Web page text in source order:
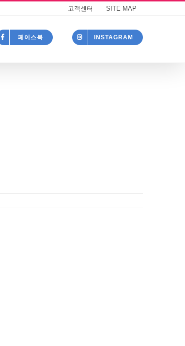
고객센터 SITE MAP
페이스북 INSTAGRAM